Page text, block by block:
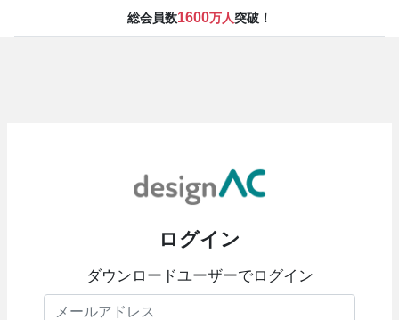
総会員数1600万人突破！
ログイン
ダウンロードユーザーでログイン